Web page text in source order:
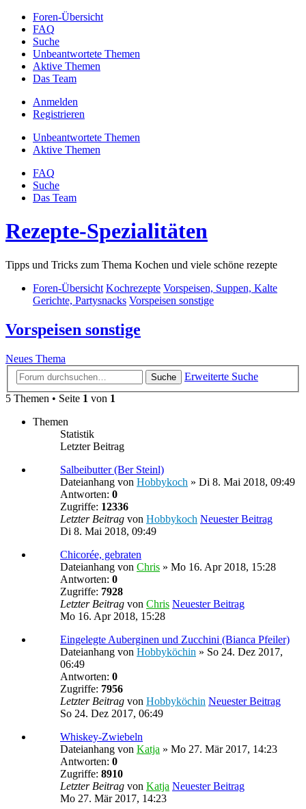
Foren-Übersicht
FAQ
Suche
Unbeantwortete Themen
Aktive Themen
Das Team
Anmelden
Registrieren
Unbeantwortete Themen
Aktive Themen
FAQ
Suche
Das Team
Rezepte-Spezialitäten
Tipps und Tricks zum Thema Kochen und viele schöne rezepte
Foren-Übersicht Kochrezepte Vorspeisen, Suppen, Kalte
Gerichte, Partysnacks Vorspeisen sonstige
Vorspeisen sonstige
Neues Thema
Suche
Erweiterte Suche
5 Themen • Seite 1 von 1
Themen
Statistik
Letzter Beitrag
Salbeibutter (Ber Steinl)
Dateianhang von Hobbykoch » Di 8. Mai 2018, 09:49
Antworten: 0
Zugriffe: 12336
Letzter Beitrag von Hobbykoch Neuester Beitrag
Di 8. Mai 2018, 09:49
Chicorée, gebraten
Dateianhang von Chris » Mo 16. Apr 2018, 15:28
Antworten: 0
Zugriffe: 7928
Letzter Beitrag von Chris Neuester Beitrag
Mo 16. Apr 2018, 15:28
Eingelegte Auberginen und Zucchini (Bianca Pfeiler)
Dateianhang von Hobbyköchin » So 24. Dez 2017,
06:49
Antworten: 0
Zugriffe: 7956
Letzter Beitrag von Hobbyköchin Neuester Beitrag
So 24. Dez 2017, 06:49
Whiskey-Zwiebeln
Dateianhang von Katja » Mo 27. Mär 2017, 14:23
Antworten: 0
Zugriffe: 8910
Letzter Beitrag von Katja Neuester Beitrag
Mo 27. Mär 2017, 14:23